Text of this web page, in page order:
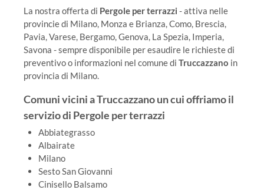
La nostra offerta di Pergole per terrazzi - attiva nelle
provincie di Milano, Monza e Brianza, Como, Brescia,
Pavia, Varese, Bergamo, Genova, La Spezia, Imperia,
Savona - sempre disponibile per esaudire le richieste di
preventivo o informazioni nel comune di Truccazzano in
provincia di Milano.
Comuni vicini a Truccazzano un cui offriamo il
servizio di Pergole per terrazzi
Abbiategrasso
Albairate
Milano
Sesto San Giovanni
Cinisello Balsamo